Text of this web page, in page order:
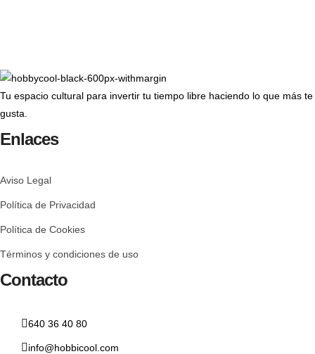
Tu espacio cultural para invertir tu tiempo libre haciendo lo que más te
gusta.
Enlaces
Aviso Legal
Política de Privacidad
Política de Cookies
Términos y condiciones de uso
Contacto
640 36 40 80
info@hobbicool.com